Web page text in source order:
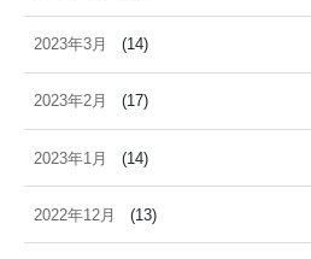
2023年3月 (14)
2023年2月 (17)
2023年1月 (14)
2022年12月 (13)